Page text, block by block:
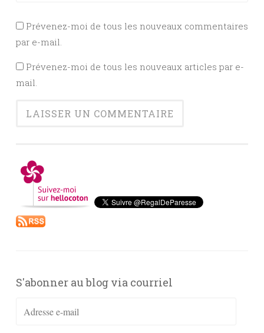
Prévenez-moi de tous les nouveaux commentaires
par e-mail.
Prévenez-moi de tous les nouveaux articles par e-
mail.
S'abonner au blog via courriel
Adresse